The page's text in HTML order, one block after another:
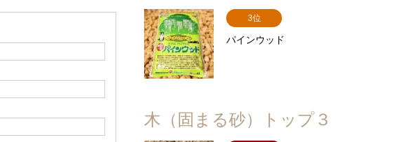
3位
パインウッド
木（固まる砂）トップ３